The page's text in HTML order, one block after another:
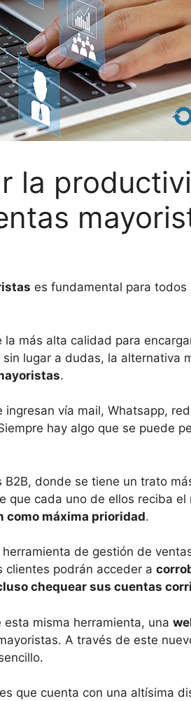
la
es fundamental para todos
más alta calidad para
sin lugar a dudas, la alternativa
.
ingresan vía mail, Whatsapp,
hay algo que se puede
donde se tiene un trato
que cada uno de ellos reciba el
como máxima prioridad.
de gestión de
clientes podrán acceder a
chequear sus cuentas
misma herramienta, una
A través de este
que cuenta con una altísima